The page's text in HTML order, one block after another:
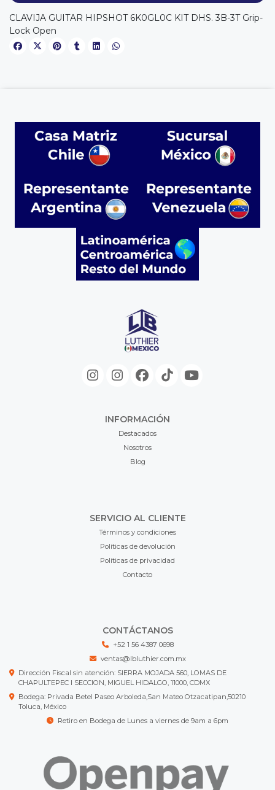
CLAVIJA GUITAR HIPSHOT 6K0GL0C KIT DHS. 3B-3T Grip-
Lock Open
INFORMACIÓN
Destacados
Nosotros
Blog
SERVICIO AL CLIENTE
Términos y condiciones
Políticas de devolución
Políticas de privacidad
Contacto
CONTÁCTANOS
+52 1 56 4387 0698
ventas@lbluthier.com.mx
Dirección Fiscal sin atención: SIERRA MOJADA 560, LOMAS DE
CHAPULTEPEC I SECCION, MIGUEL HIDALGO, 11000, CDMX
Bodega: Privada Betel Paseo Arboleda,San Mateo Otzacatipan,50210
Toluca, México
Retiro en Bodega de Lunes a viernes de 9am a 6pm